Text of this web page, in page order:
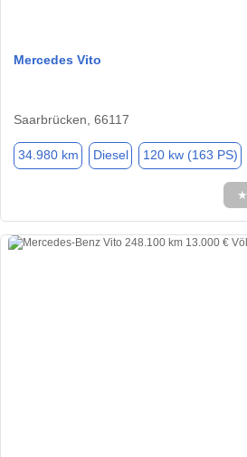
Mercedes Vito
Saarbrücken, 66117
34.980 km Diesel 120 kw (163 PS)
★